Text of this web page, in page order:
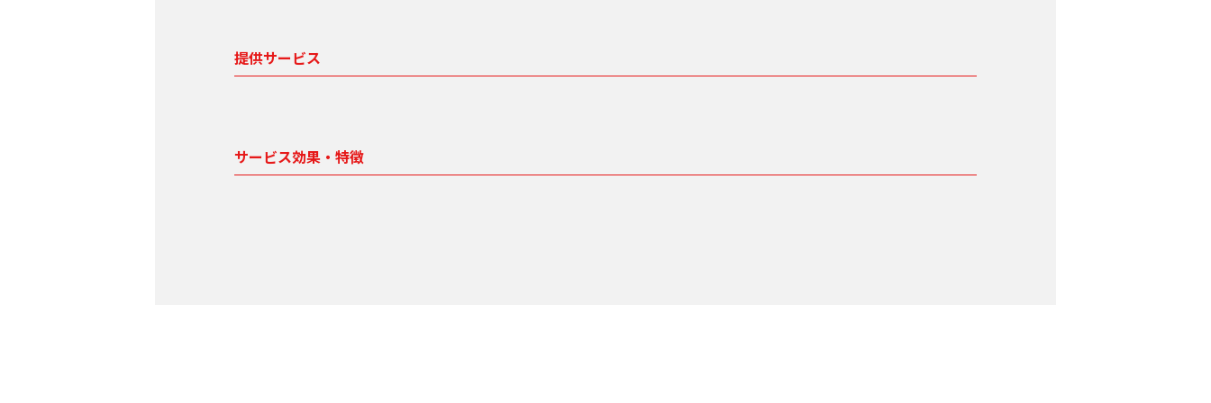
提供サービス
サービス効果・特徴